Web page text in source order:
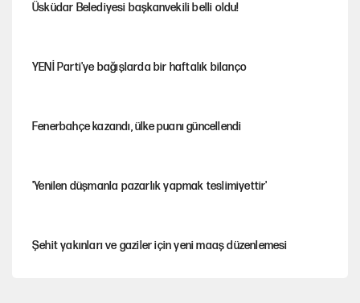
Üsküdar Belediyesi başkanvekili belli oldu!
YENİ Parti'ye bağışlarda bir haftalık bilanço
Fenerbahçe kazandı, ülke puanı güncellendi
'Yenilen düşmanla pazarlık yapmak teslimiyettir'
Şehit yakınları ve gaziler için yeni maaş düzenlemesi